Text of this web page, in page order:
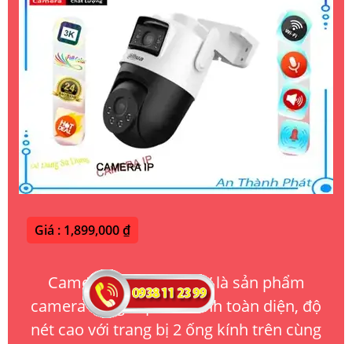
Giá : 1,899,000 ₫
Camera DH-P5D-5F-PV là sản phẩm
camera cung cấp hình ảnh toàn diện, độ
nét cao với trang bị 2 ống kính trên cùng